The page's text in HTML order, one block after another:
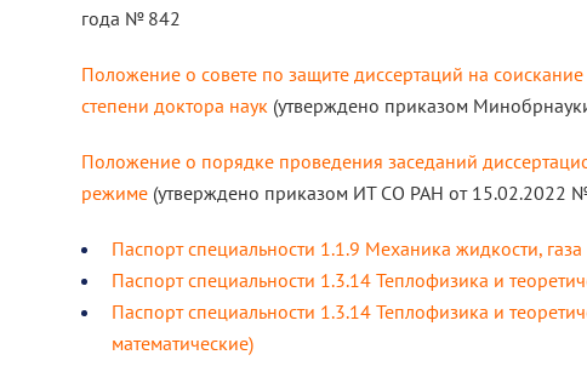
года № 842
Положение о совете по защите диссертаций на
степени доктора наук (утверждено приказом
Положение о порядке проведения заседаний
режиме (утверждено приказом ИТ СО РАН от 15.02.2022
Паспорт специальности 1.1.9 Механика жидкости,
Паспорт специальности 1.3.14 Теплофизика и
Паспорт специальности 1.3.14 Теплофизика и
математические)